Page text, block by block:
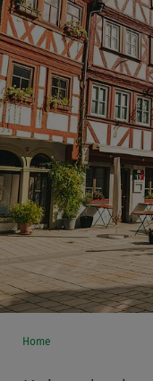
Home